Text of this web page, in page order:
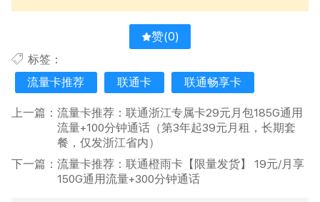
赞(0)
标签：
流量卡推荐
联通卡 联通畅享卡
上一篇： 流量卡推荐：联通浙江专属卡29元月包185G通用
流量+100分钟通话（第3年起39元月租，长期套
餐，仅发浙江省内）
下一篇： 流量卡推荐：联通橙雨卡【限量发货】 19元/月享
150G通用流量+300分钟通话